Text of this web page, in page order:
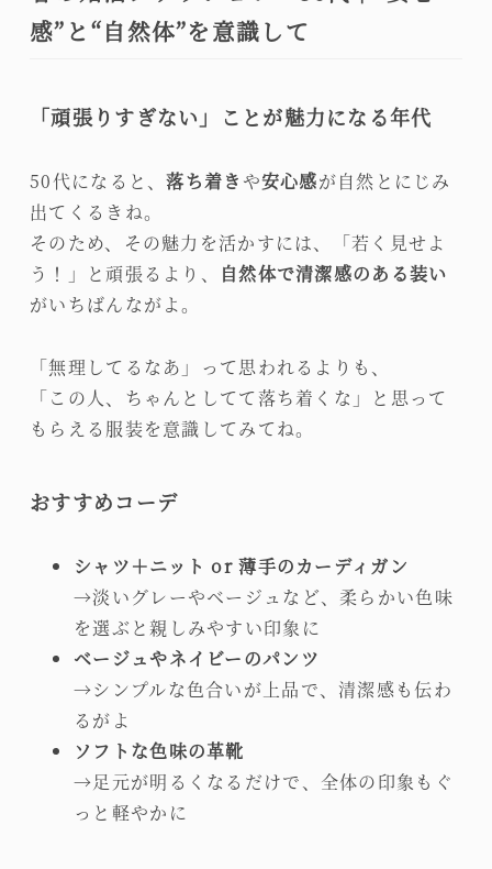
感”と“自然体”を意識して
「頑張りすぎない」ことが魅力になる年代
50代になると、落ち着き や安心感が自然とにじみ
出てくるきね。
そのため、その魅力を活かすには、「若く見せよ
う！」と頑張るより、
自然体で清潔感のある装い
がいちばんながよ。
「無理してるなあ」って思われるよりも、
「この人、ちゃんとしてて落ち着くな」と思って
もらえる服装を意識してみてね。
おすすめコーデ
シャツ＋ニット or 薄手のカーディガン
→淡いグレーやベージュなど、柔らかい色味
を選ぶと親しみやすい印象に
ベージュやネイビーのパンツ
→シンプルな色合いが上品で、清潔感も伝わ
るがよ
ソフトな色味の革靴
→足元が明るくなるだけで、全体の印象もぐ
っと軽やかに